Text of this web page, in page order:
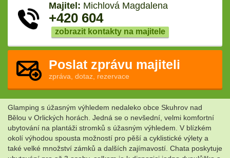
Majitel: Michlová Magdalena
+420 604
zobrazit kontakty na majitele
Poslat zprávu majiteli
zpráva, dotaz, rezervace
Glamping s úžasným výhledem nedaleko obce Skuhrov nad
Bělou v Orlických horách. Jedná se o nevšední, velmi komfortní
ubytování na plantáži stromků s úžasným výhledem. V blízkém
okolí výhodou spousta možností pro pěší a cyklistické výlety a
také velké množství zámků a dalších zajímavostí. Chata poskytuje